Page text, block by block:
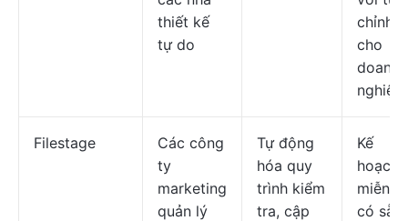
thiết kế
tự do
chỉnh
cho
doanh
nghiệp.
Filestage
Các công
ty
marketing
quản lý
Tự động
hóa quy
trình kiểm
tra, cập
Kế
hoạch
miễn
có sẵn;